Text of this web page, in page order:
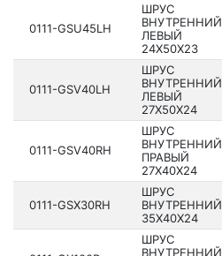
0111-GSU45LH
ШРУС
ВНУТРЕННИЙ
ЛЕВЫЙ
24X50X23
0111-GSV40LH
ШРУС
ВНУТРЕННИЙ
ЛЕВЫЙ
27X50X24
0111-GSV40RH
ШРУС
ВНУТРЕННИЙ
ПРАВЫЙ
27X40X24
0111-GSX30RH
ШРУС
ВНУТРЕННИЙ
35X40X24
ШРУС
ВНУТРЕННИЙ